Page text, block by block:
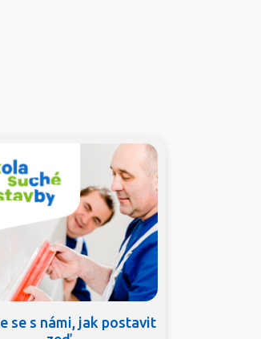
se s námi, jak postavit